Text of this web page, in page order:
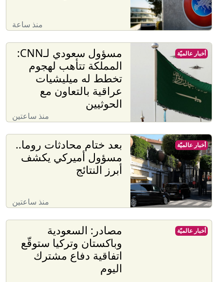
منذ ساعة
مسؤول سعودي لـCNN:
المملكة تتأهب لهجوم
تخطط له ميليشيات
عراقية بالتعاون مع
الحوثيين
منذ ساعتين
أخبار عالميّة
بعد ختام محادثات روما..
مسؤول أميركي يكشف
أبرز النتائج
منذ ساعتين
أخبار عالميّة
مصادر: السعودية
وباكستان وتركيا ستوقّع
اتفاقية دفاع مشترك
اليوم
أخبار عالميّة